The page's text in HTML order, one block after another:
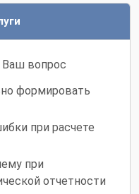
вопрос
формировать
при расчете
при
отчетности